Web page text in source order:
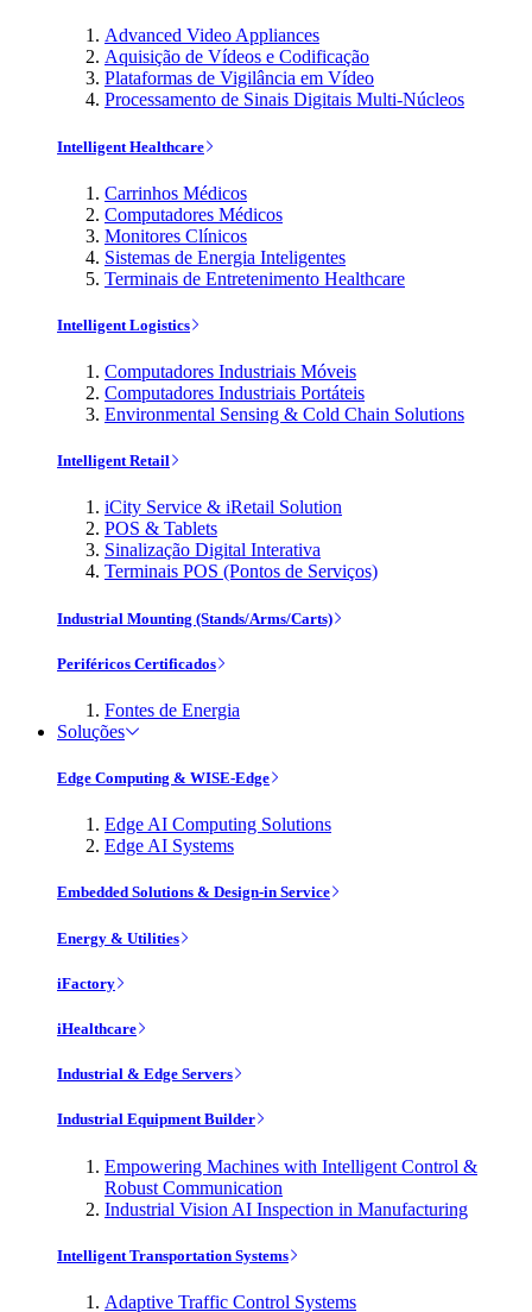
Advanced Video Appliances
Aquisição de Vídeos e Codificação
Plataformas de Vigilância em Vídeo
Processamento de Sinais Digitais Multi-Núcleos
Intelligent Healthcare
Carrinhos Médicos
Computadores Médicos
Monitores Clínicos
Sistemas de Energia Inteligentes
Terminais de Entretenimento Healthcare
Intelligent Logistics
Computadores Industriais Móveis
Computadores Industriais Portáteis
Environmental Sensing & Cold Chain Solutions
Intelligent Retail
iCity Service & iRetail Solution
POS & Tablets
Sinalização Digital Interativa
Terminais POS (Pontos de Serviços)
Industrial Mounting (Stands/Arms/Carts)
Periféricos Certificados
Fontes de Energia
Soluções
Edge Computing & WISE-Edge
Edge AI Computing Solutions
Edge AI Systems
Embedded Solutions & Design-in Service
Energy & Utilities
iFactory
iHealthcare
Industrial & Edge Servers
Industrial Equipment Builder
Empowering Machines with Intelligent Control &
Robust Communication
Industrial Vision AI Inspection in Manufacturing
Intelligent Transportation Systems
Adaptive Traffic Control Systems